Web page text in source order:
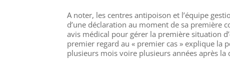
A noter, les centres antipoison et l’équipe
d’une déclaration au moment de sa première
avis médical pour gérer la première situation
premier regard au « premier cas » explique la
plusieurs mois voire plusieurs années après